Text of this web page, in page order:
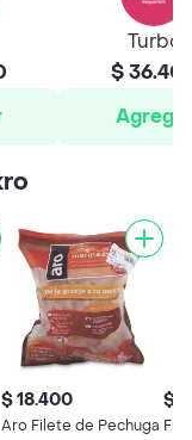
Turbo
$
Agregar
$ 18.400
Aro Filete de Pechuga
$